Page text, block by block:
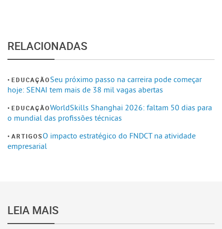
RELACIONADAS
EDUCAÇÃOSeu próximo passo na carreira pode começar
hoje: SENAI tem mais de 38 mil vagas abertas
EDUCAÇÃOWorldSkills Shanghai 2026: faltam 50 dias para
o mundial das profissões técnicas
ARTIGOSO impacto estratégico do FNDCT na atividade
empresarial
LEIA MAIS